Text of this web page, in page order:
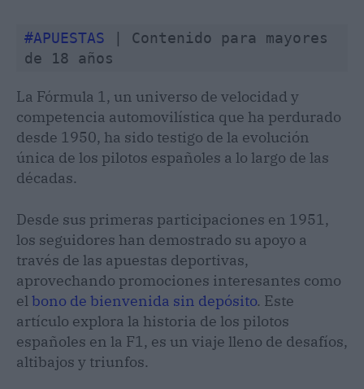
#APUESTAS | Contenido para mayores
de 18 años
La Fórmula 1, un universo de velocidad y
competencia automovilística que ha perdurado
desde 1950, ha sido testigo de la evolución
única de los pilotos españoles a lo largo de las
décadas.
Desde sus primeras participaciones en 1951,
los seguidores han demostrado su apoyo a
través de las apuestas deportivas,
aprovechando promociones interesantes como
elbono de bienvenida sin depósito. Este
artículo explora la historia de los pilotos
españoles en la F1, es un viaje lleno de desafíos,
altibajos y triunfos.